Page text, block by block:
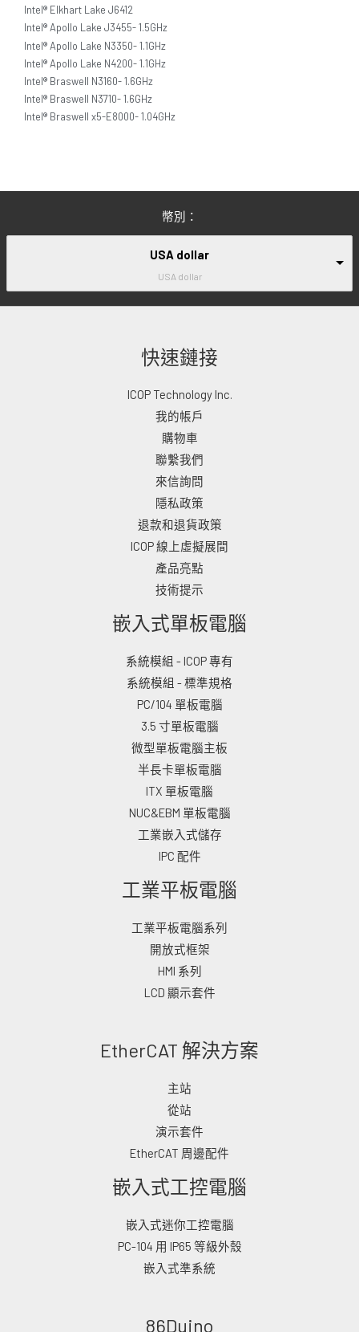
Intel® Elkhart Lake J6412
Intel® Apollo Lake J3455- 1.5GHz
Intel® Apollo Lake N3350- 1.1GHz
Intel® Apollo Lake N4200- 1.1GHz
Intel® Braswell N3160- 1.6GHz
Intel® Braswell N3710- 1.6GHz
Intel® Braswell x5-E8000- 1.04GHz
幣別：
USA dollar
USA dollar
快速鏈接
ICOP Technology Inc.
我的帳戶
購物車
聯繫我們
來信詢問
隱私政策
退款和退貨政策
ICOP 線上虛擬展間
產品亮點
技術提示
嵌入式單板電腦
系統模組 - ICOP 專有
系統模組 - 標準規格
PC/104 單板電腦
3.5 寸單板電腦
微型單板電腦主板
半長卡單板電腦
ITX 單板電腦
NUC&EBM 單板電腦
工業嵌入式儲存
IPC 配件
工業平板電腦
工業平板電腦系列
開放式框架
HMI 系列
LCD 顯示套件
EtherCAT 解決方案
主站
從站
演示套件
EtherCAT 周邊配件
嵌入式工控電腦
嵌入式迷你工控電腦
PC-104 用 IP65 等級外殼
嵌入式準系統
86Duino